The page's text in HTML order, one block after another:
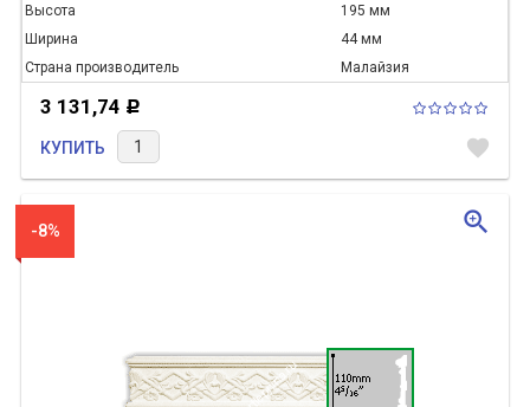
Высота
195 мм
Ширина
44 мм
Страна производитель
Малайзия
3 131,74 Р
КУПИТЬ favorite
-8% zoom_in